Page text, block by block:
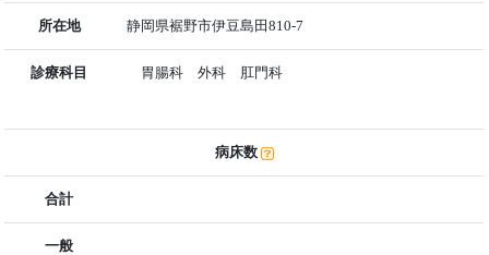
所在地 静岡県裾野市伊豆島田810-7
診療科目 胃腸科 外科 肛門科
病床数
合計
一般